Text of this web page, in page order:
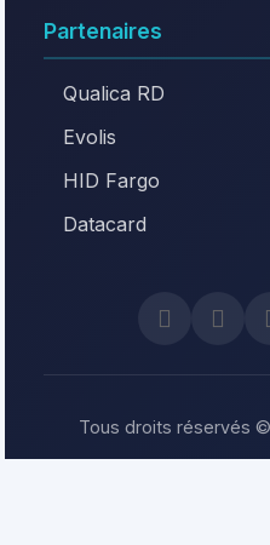
Partenaires
Qualica RD
Evolis
HID Fargo
Datacard
Tous droits réservés ©